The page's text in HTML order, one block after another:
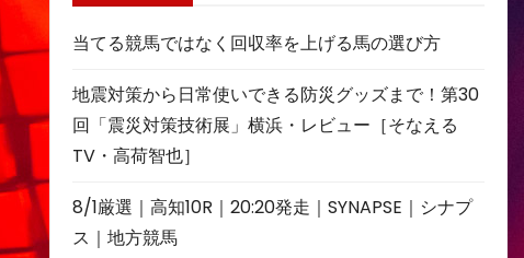
当てる競馬ではなく回収率を上げる馬の選び方
地震対策から日常使いできる防災グッズまで！第30
回「震災対策技術展」横浜・レビュー［そなえる
TV・高荷智也］
8/1厳選｜高知10R｜20:20発走｜SYNAPSE｜シナプ
ス｜地方競馬